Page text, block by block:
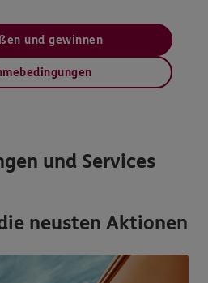
und gewinnen
und Services
neusten Aktionen